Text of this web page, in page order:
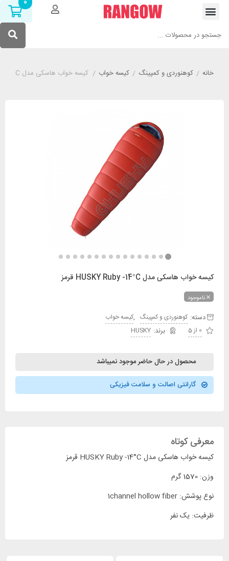
خانه/ کوهنوردی و کمپینگ/ کیسه خواب/ کیسه خواب هاسکی مدل HUSKY Ruby -14°C قرمز
کیسه خواب هاسکی مدل HUSKY Ruby -14°C قرمز
ناموجود
دسته: کوهنوردی و کمپینگ
کیسه خواب
0 از 5
HUSKY
محصول در حال حاضر موجود نمیباشد
گارانتی اصالت و سلامت فیزیکی
معرفی کوتاه
کیسه خواب هاسکی مدل HUSKY Ruby -14°C قرمز
وزن: 1570 گرم
نوع پوشش: 1channel hollow fiber
ظرفیت: یک نفر